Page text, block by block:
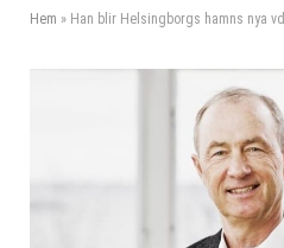
Hem » Han blir Helsingborgs hamns nya vd